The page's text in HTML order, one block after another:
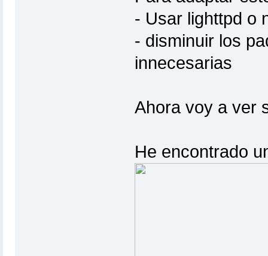
- Usar lighttpd o
- disminuir los
innecesarias
Ahora voy a ver
He encontrado